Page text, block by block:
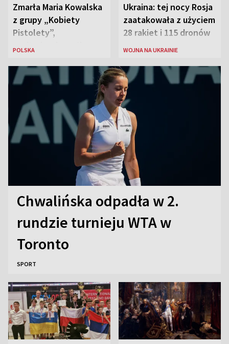
Zmarła Maria Kowalska
z grupy „Kobiety
Pistolety”,
sanitariuszka pułku
POLSKA
Ukraina: tej nocy Rosja
zaatakowała z użyciem
28 rakiet i 115 dronów
WOJNA NA UKRAINIE
Chwalińska odpadła w 2.
rundzie turnieju WTA w
Toronto
SPORT